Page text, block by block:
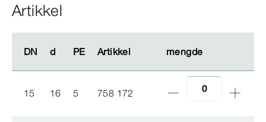
Artikkel
DN d PE Artikkel mengde
DN d PE Artikkel mengde
15 16 5 758 172